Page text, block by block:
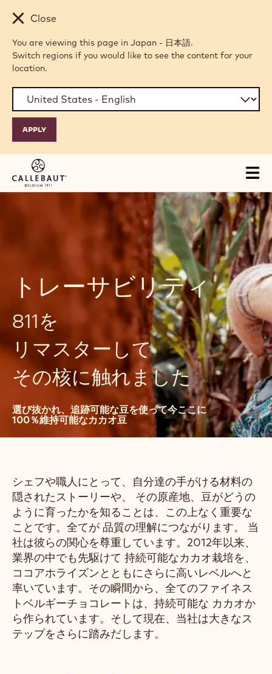
Skip to main content
Close
You are viewing this page in Japan - 日本語.
Switch regions if you would like to see the content for your
location.
トレーサビリティ
811を
リマスターして
その核に触れました
選び抜かれ、追跡可能な豆を使って今ここに
100％維持可能なカカオ豆
シェフや職人にとって、自分達の手がける材料の
隠されたストーリーや、 その原産地、豆がどうの
ように育ったかを知ることは、この上なく重要な
ことです。全てが 品質の理解につながります。 当
社は彼らの関心を尊重しています。2012年以来、
業界の中でも先駆けて 持続可能なカカオ栽培を、
ココアホライズンとともにさらに高いレベルへと
率いています。その瞬間から、全てのファイネス
トベルギーチョコレートは、持続可能な カカオか
ら作られています。そして現在、当社は大きなス
テップをさらに踏みだします。